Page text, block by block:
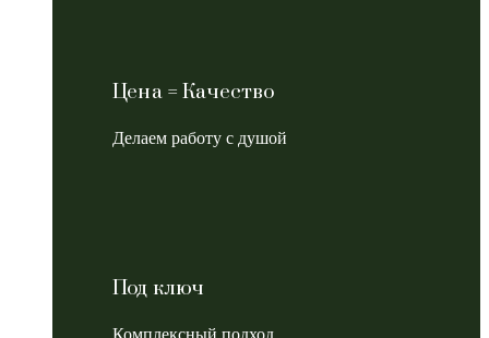
Цена = Качество
Делаем работу с душой
Под ключ
Комплексный подход